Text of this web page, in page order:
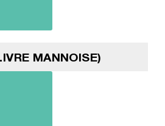
MANNOISE)